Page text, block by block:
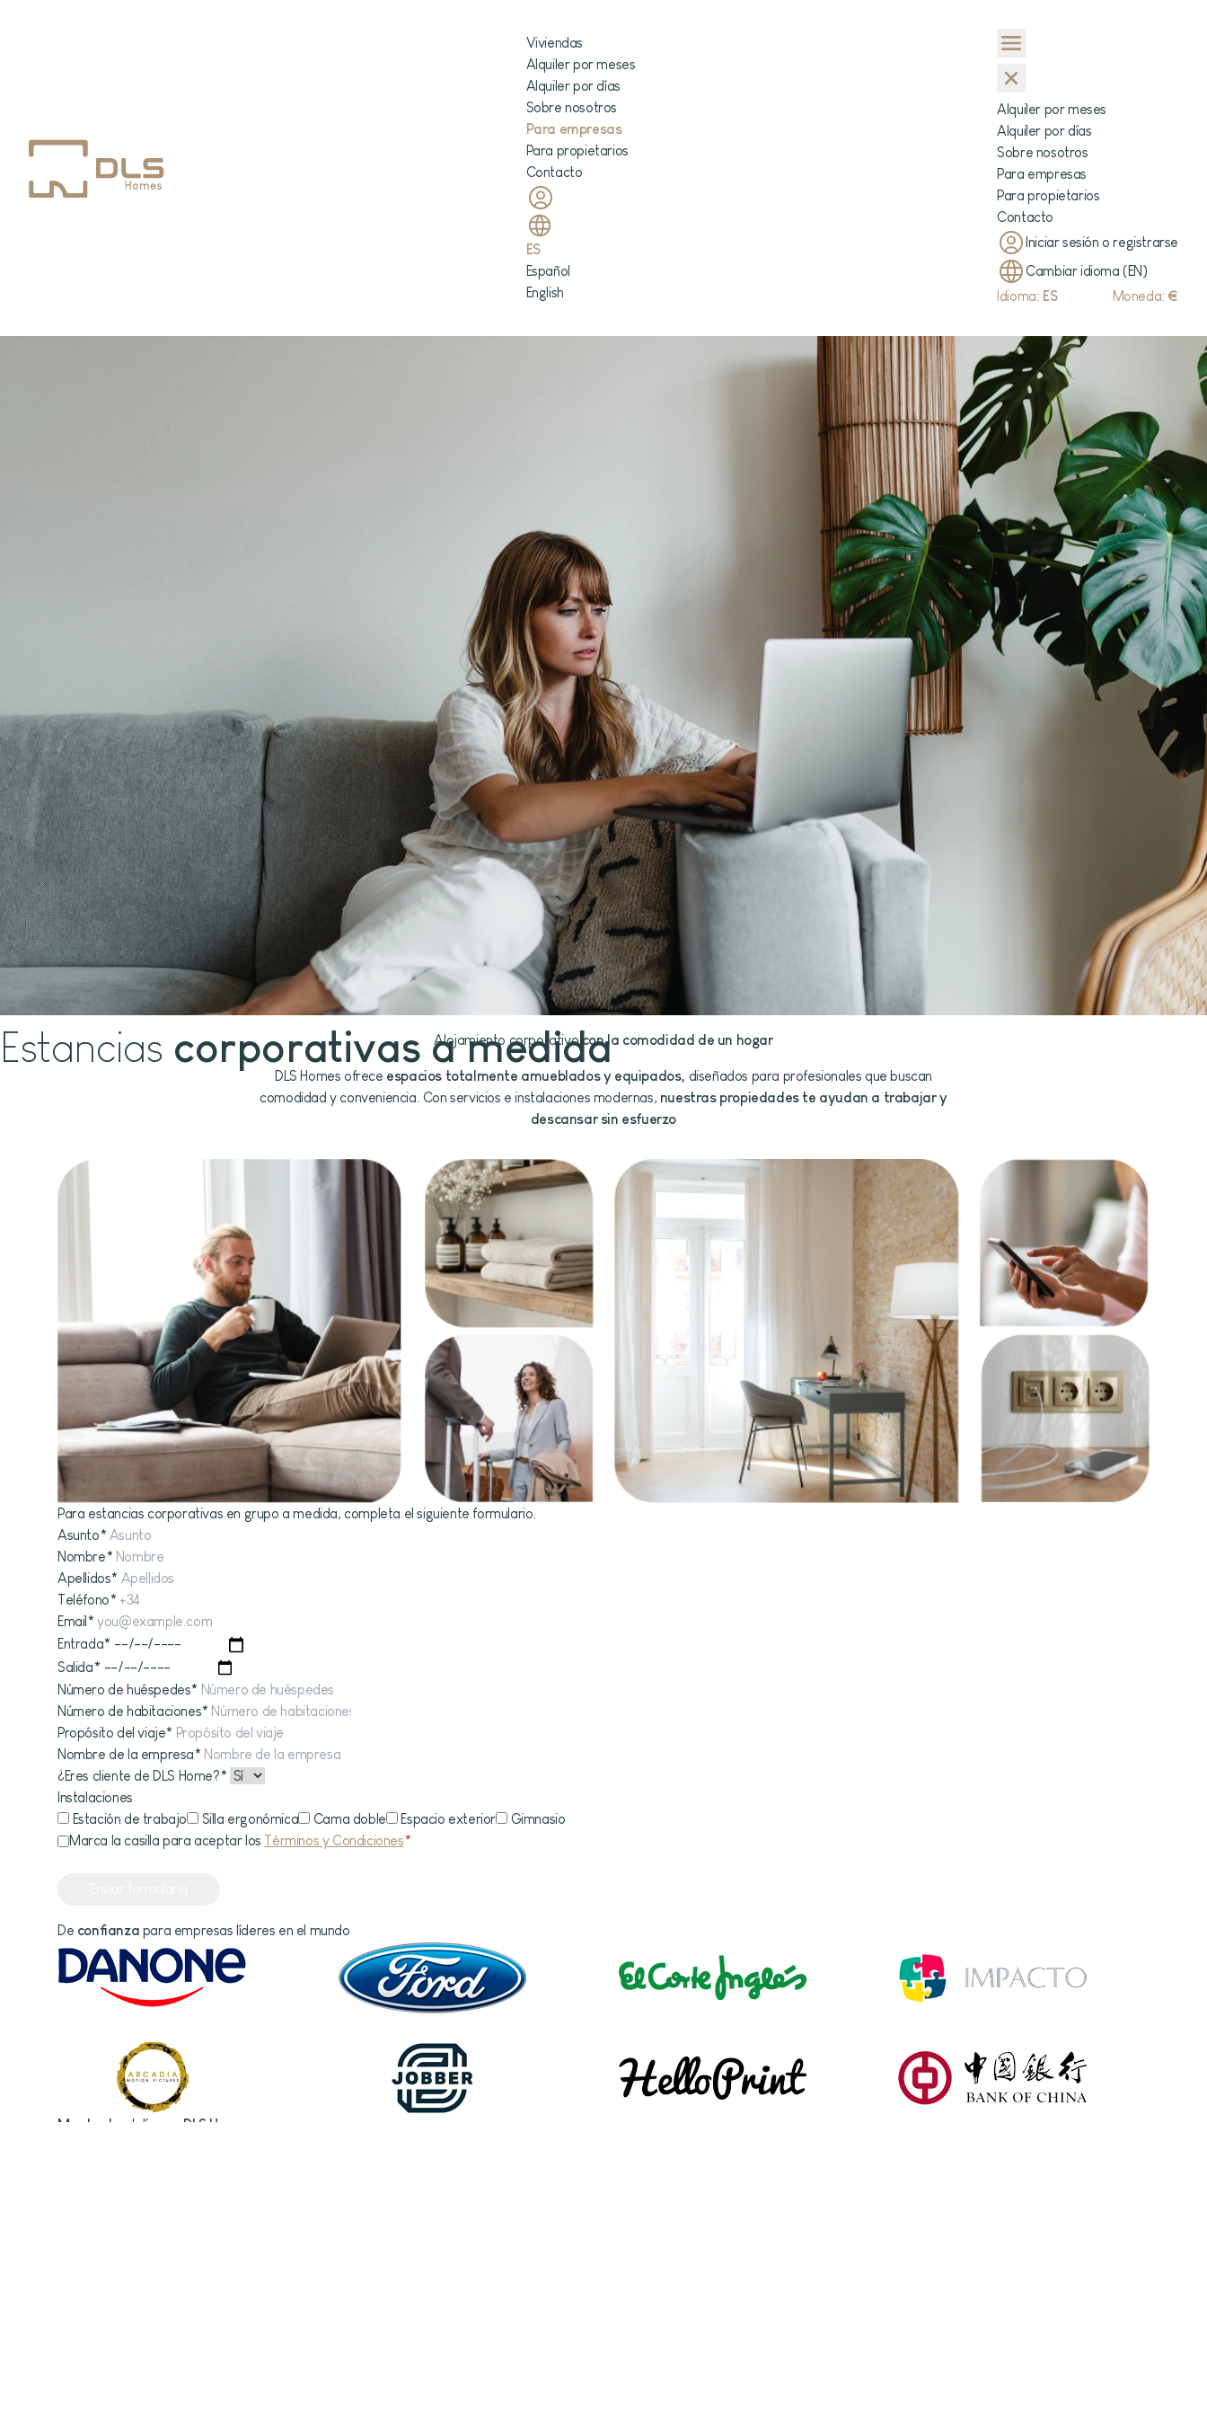
Viviendas
Alquiler por meses
Alquiler por días
Sobre nosotros
Para empresas
Para propietarios
Contacto
ES
Español
English
Alquiler por meses
Alquiler por días
Sobre nosotros
Para empresas
Para propietarios
Contacto
Iniciar sesión o registrarse
Cambiar idioma (EN)
Idioma: ES Moneda: €
Estancias corporativas a medida
Alojamiento corporativo con la comodidad de un hogar
DLS Homes ofrece espacios totalmente amueblados y equipados, diseñados para profesionales que buscan
comodidad y conveniencia. Con servicios e instalaciones modernas, nuestras propiedades te ayudan a trabajar y
descansar sin esfuerzo
Para estancias corporativas en grupo a medida, completa el siguiente formulario.
Asunto*
Nombre*
Apellidos*
Teléfono*
Email*
Entrada*
Salida*
Número de huéspedes*
Número de habitaciones*
Propósito del viaje*
Nombre de la empresa*
¿Eres cliente de DLS Home?*
Instalaciones
Estación de trabajo
Silla ergonómica Cama doble Espacio exterior
Gimnasio
Marca la casilla para aceptar los Términos y Condiciones*
De confianza para empresas líderes en el mundo
Mantente al día con DLS Homes